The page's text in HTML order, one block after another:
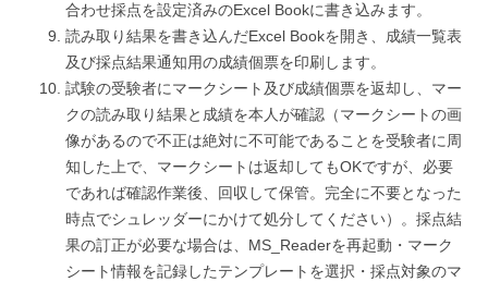
合わせ採点を設定済みのExcel Bookに書き込みます。
読み取り結果を書き込んだExcel Bookを開き、成績一覧表
及び採点結果通知用の成績個票を印刷します。
試験の受験者にマークシート及び成績個票を返却し、マー
クの読み取り結果と成績を本人が確認（マークシートの画
像があるので不正は絶対に不可能であることを受験者に周
知した上で、マークシートは返却してもOKですが、必要
であれば確認作業後、回収して保管。完全に不要となった
時点でシュレッダーにかけて処分してください）。採点結
果の訂正が必要な場合は、MS_Readerを再起動・マーク
シート情報を記録したテンプレートを選択・採点対象のマ